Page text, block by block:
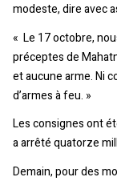
modeste, dire avec
« Le 17 octobre,
préceptes de
et aucune arme. Ni
d’armes à feu. »
Les consignes ont
a arrêté quatorze
Demain, pour des